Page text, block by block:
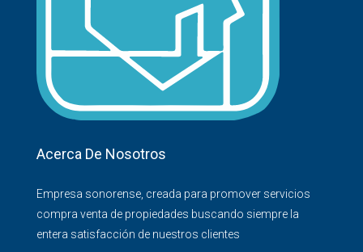
Acerca De Nosotros
Empresa sonorense, creada para promover servicios
compra venta de propiedades buscando siempre la
entera satisfacción de nuestros clientes